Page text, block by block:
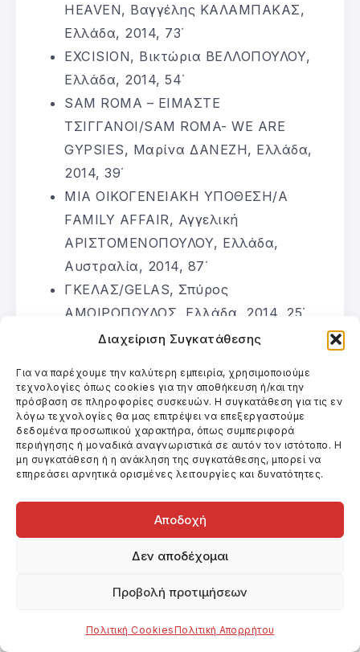
Διαχείριση Συγκατάθεσης
Για να παρέχουμε την καλύτερη εμπειρία, χρησιμοποιούμε
τεχνολογίες όπως cookies για την αποθήκευση ή/και την
πρόσβαση σε πληροφορίες συσκευών. Η συγκατάθεση για τις εν
λόγω τεχνολογίες θα μας επιτρέψει να επεξεργαστούμε
δεδομένα προσωπικού χαρακτήρα, όπως συμπεριφορά
περιήγησης ή μοναδικά αναγνωριστικά σε αυτόν τον ιστότοπο. Η
μη συγκατάθεση ή η ανάκληση της συγκατάθεσης, μπορεί να
επηρεάσει αρνητικά ορισμένες λειτουργίες και δυνατότητες.
Αποδοχή
Δεν αποδέχομαι
Προβολή προτιμήσεων
Πολιτική CookiesΠολιτική Απορρήτου
HEAVEN, Βαγγέλης ΚΑΛΑΜΠΑΚΑΣ,
Ελλάδα, 2014, 73΄
EXCISION, Βικτώρια ΒΕΛΛΟΠΟΥΛΟΥ,
Ελλάδα, 2014, 54΄
SAM ROMA – ΕΙΜΑΣΤΕ
ΤΣΙΓΓΑΝΟΙ/SAM ROMA- WE ARE
GYPSIES, Μαρίνα ΔΑΝΕΖΗ, Ελλάδα,
2014, 39΄
ΜΙΑ ΟΙΚΟΓΕΝΕΙΑΚΗ ΥΠΟΘΕΣΗ/A
FAMILY AFFAIR, Αγγελική
ΑΡΙΣΤΟΜΕΝΟΠΟΥΛΟΥ, Ελλάδα,
Αυστραλία, 2014, 87΄
ΓΚΕΛΑΣ/GELAS, Σπύρος
ΑΜΟΙΡΟΠΟΥΛΟΣ, Ελλάδα, 2014, 25΄
ΑΜΑΡΤΩΛΑ ΚΡΑΝΙΑ;/SINFUL
Ελλάδα, 2014, 41΄
Σ ΑΓΑΠΩ. ΕΛΟΓΟΚΡΙΘΗ!/ I LOVE YOU.
CENSORED!, Φώτης ΣΥΜΕΩΝΙΔΗΣ,
Ελλάδα, 2015, 59΄
ΟΤΑΝ ΑΡΧΙΖΕΙ ΤΟ ΤΡΑΓΟΥΔΙ/ WHEN A
SONG BEGINS, Γιάννης ΠΟΘΟΣ,
Ελλάδα, 2014, 8΄
SAMIOS, Μαρία ΓΙΑΝΝΟΥΛΗ, Ελλάδα,
ΤΟ ΠΕΡΑΣΜΑ ΤΟΥ ΚΟΜΗΤΗ ΡΕΜΠΩ